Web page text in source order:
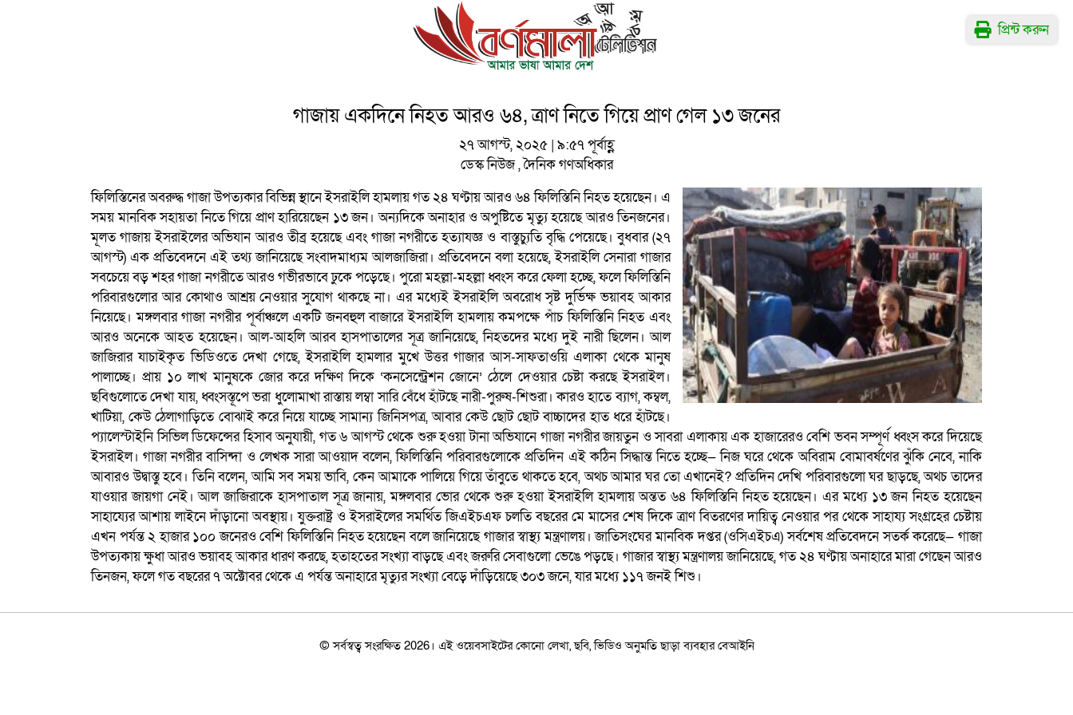
গাজায় একদিনে নিহত আরও ৬৪, ত্রাণ নিতে গিয়ে প্রাণ গেল ১৩ জনের
২৭ আগস্ট, ২০২৫ | ৯:৫৭ পূর্বাহ্ণ
ডেস্ক নিউজ,দৈনিক গণঅধিকার
ফিলিস্তিনের অবরুদ্ধ গাজা উপত্যকার বিভিন্ন স্থানে ইসরাইলি হামলায় গত ২৪ ঘণ্টায় আরও ৬৪ ফিলিস্তিনি নিহত হয়েছেন। এ
সময় মানবিক সহায়তা নিতে গিয়ে প্রাণ হারিয়েছেন ১৩ জন। অন্যদিকে অনাহার ও অপুষ্টিতে মৃত্যু হয়েছে আরও তিনজনের।
মূলত গাজায় ইসরাইলের অভিযান আরও তীব্র হয়েছে এবং গাজা নগরীতে হত্যাযজ্ঞ ও বাস্তুচ্যুতি বৃদ্ধি পেয়েছে। বুধবার (২৭
আগস্ট) এক প্রতিবেদনে এই তথ্য জানিয়েছে সংবাদমাধ্যম আলজাজিরা। প্রতিবেদনে বলা হয়েছে, ইসরাইলি সেনারা গাজার
সবচেয়ে বড় শহর গাজা নগরীতে আরও গভীরভাবে ঢুকে পড়েছে। পুরো মহল্লা-মহল্লা ধ্বংস করে ফেলা হচ্ছে, ফলে ফিলিস্তিনি
পরিবারগুলোর আর কোথাও আশ্রয় নেওয়ার সুযোগ থাকছে না। এর মধ্যেই ইসরাইলি অবরোধ সৃষ্ট দুর্ভিক্ষ ভয়াবহ আকার
নিয়েছে। মঙ্গলবার গাজা নগরীর পূর্বাঞ্চলে একটি জনবহুল বাজারে ইসরাইলি হামলায় কমপক্ষে পাঁচ ফিলিস্তিনি নিহত এবং
আরও অনেকে আহত হয়েছেন। আল-আহলি আরব হাসপাতালের সূত্র জানিয়েছে, নিহতদের মধ্যে দুই নারী ছিলেন। আল
জাজিরার যাচাইকৃত ভিডিওতে দেখা গেছে, ইসরাইলি হামলার মুখে উত্তর গাজার আস-সাফতাওয়ি এলাকা থেকে মানুষ
পালাচ্ছে। প্রায় ১০ লাখ মানুষকে জোর করে দক্ষিণ দিকে ‘কনসেন্ট্রেশন জোনে’ ঠেলে দেওয়ার চেষ্টা করছে ইসরাইল।
ছবিগুলোতে দেখা যায়, ধ্বংসস্তূপে ভরা ধুলোমাখা রাস্তায় লম্বা সারি বেঁধে হাঁটছে নারী-পুরুষ-শিশুরা। কারও হাতে ব্যাগ, কম্বল,
খাটিয়া, কেউ ঠেলাগাড়িতে বোঝাই করে নিয়ে যাচ্ছে সামান্য জিনিসপত্র, আবার কেউ ছোট ছোট বাচ্চাদের হাত ধরে হাঁটছে।
প্যালেস্টাইনি সিভিল ডিফেন্সের হিসাব অনুযায়ী, গত ৬ আগস্ট থেকে শুরু হওয়া টানা অভিযানে গাজা নগরীর জায়তুন ও সাবরা এলাকায় এক হাজারেরও বেশি ভবন সম্পূর্ণ ধ্বংস করে দিয়েছে
ইসরাইল। গাজা নগরীর বাসিন্দা ও লেখক সারা আওয়াদ বলেন, ফিলিস্তিনি পরিবারগুলোকে প্রতিদিন এই কঠিন সিদ্ধান্ত নিতে হচ্ছে— নিজ ঘরে থেকে অবিরাম বোমাবর্ষণের ঝুঁকি নেবে, নাকি
আবারও উদ্বাস্তু হবে। তিনি বলেন, আমি সব সময় ভাবি, কেন আমাকে পালিয়ে গিয়ে তাঁবুতে থাকতে হবে, অথচ আমার ঘর তো এখানেই? প্রতিদিন দেখি পরিবারগুলো ঘর ছাড়ছে, অথচ তাদের
যাওয়ার জায়গা নেই। আল জাজিরাকে হাসপাতাল সূত্র জানায়, মঙ্গলবার ভোর থেকে শুরু হওয়া ইসরাইলি হামলায় অন্তত ৬৪ ফিলিস্তিনি নিহত হয়েছেন। এর মধ্যে ১৩ জন নিহত হয়েছেন
সাহায্যের আশায় লাইনে দাঁড়ানো অবস্থায়। যুক্তরাষ্ট্র ও ইসরাইলের সমর্থিত জিএইচএফ চলতি বছরের মে মাসের শেষ দিকে ত্রাণ বিতরণের দায়িত্ব নেওয়ার পর থেকে সাহায্য সংগ্রহের চেষ্টায়
এখন পর্যন্ত ২ হাজার ১০০ জনেরও বেশি ফিলিস্তিনি নিহত হয়েছেন বলে জানিয়েছে গাজার স্বাস্থ্য মন্ত্রণালয়। জাতিসংঘের মানবিক দপ্তর (ওসিএইচএ) সর্বশেষ প্রতিবেদনে সতর্ক করেছে— গাজা
উপত্যকায় ক্ষুধা আরও ভয়াবহ আকার ধারণ করছে, হতাহতের সংখ্যা বাড়ছে এবং জরুরি সেবাগুলো ভেঙে পড়ছে। গাজার স্বাস্থ্য মন্ত্রণালয় জানিয়েছে, গত ২৪ ঘণ্টায় অনাহারে মারা গেছেন আরও
তিনজন, ফলে গত বছরের ৭ অক্টোবর থেকে এ পর্যন্ত অনাহারে মৃত্যুর সংখ্যা বেড়ে দাঁড়িয়েছে ৩০৩ জনে, যার মধ্যে ১১৭ জনই শিশু।
© সর্বস্বত্ব সংরক্ষিত 2026। এই ওয়েবসাইটের কোনো লেখা, ছবি, ভিডিও অনুমতি ছাড়া ব্যবহার বেআইনি
প্রিন্ট করুন